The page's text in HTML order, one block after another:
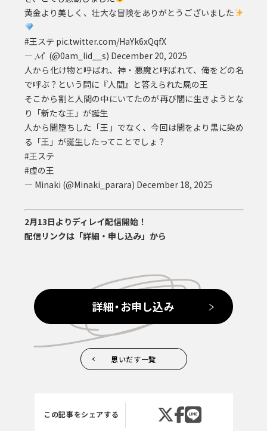
黄金より美しく、壮大な冒険をありがとうございました
#王ステ pic.twitter.com/HaYk6xQqfX
— 𝓜ﾟ (@0am_lid__s) December 20, 2025
人から化け物と呼ばれ、神・悪魔と呼ばれて、俺をどの名
で呼ぶ？という問に『人間』と答えられた屍の王
そこから割と人間の中にいてたのが再び闇に生きようとな
り「新たな王」が誕生
人から闇堕ちした「王」でなく、今回は闇をより黒に染め
る「王」が誕生したってことでしょ？
#王ステ
#虚の王
— Minaki (@Minaki_parara) December 18, 2025
2月13日よりディレイ配信開始！
配信リンクは「詳細・申し込み」から
詳細・お申し込み
思いだす一覧
この記事をシェアする